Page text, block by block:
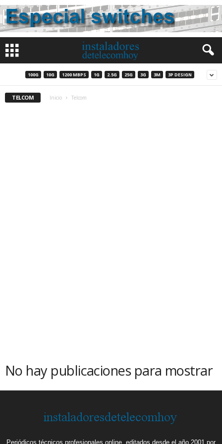
100G 10G 1200 MBPS 1G 2.5G 25G 3G 3M 3P DESIGN
TELCOM Inicio Telcom
No hay publicaciones para mostrar
Periódicos técnicos profesionales online, editados desde el año 2001 por